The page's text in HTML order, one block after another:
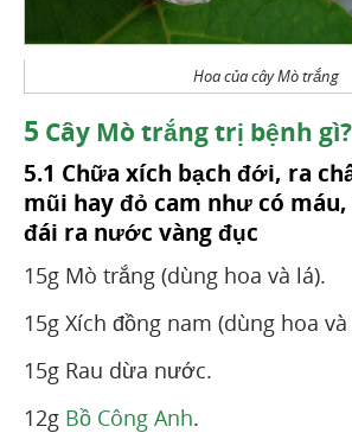
Hoa của cây Mò trắng
5 Cây Mò trắng trị bệnh gì?
5.1 Chữa xích bạch đới, ra
mũi hay đỏ cam như có
đái ra nước vàng đục
15g Mò trắng (dùng hoa và lá).
15g Xích đồng nam (dùng hoa và
15g Rau dừa nước.
12g Bồ Công Anh.